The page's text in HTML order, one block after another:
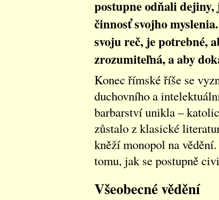
postupne odňali dejiny,
činnosť svojho
svoju reč, je potrebné,
zrozumiteľná, a aby
Konec římské říše se
duchovního a
barbarství unikla –
zůstalo z klasické
kněží monopol na
tomu, jak se postupně
Všeobecné vědění